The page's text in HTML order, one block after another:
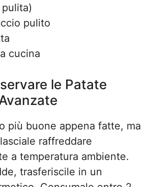
pulito
cucina
le Patate
più buone appena fatte, ma
raffreddare
a temperatura ambiente.
trasferiscile in un